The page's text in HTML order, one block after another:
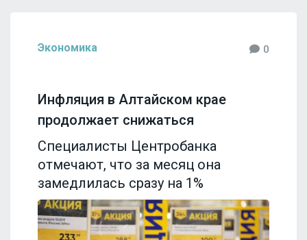
Экономика 0
Инфляция в Алтайском крае
продолжает снижаться
Специалисты Центробанка
отмечают, что за месяц она
замедлилась сразу на 1%